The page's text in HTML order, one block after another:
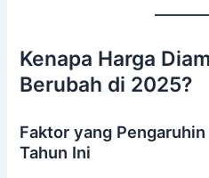
Kenapa Harga
Berubah di 2025?
Faktor yang
Tahun Ini